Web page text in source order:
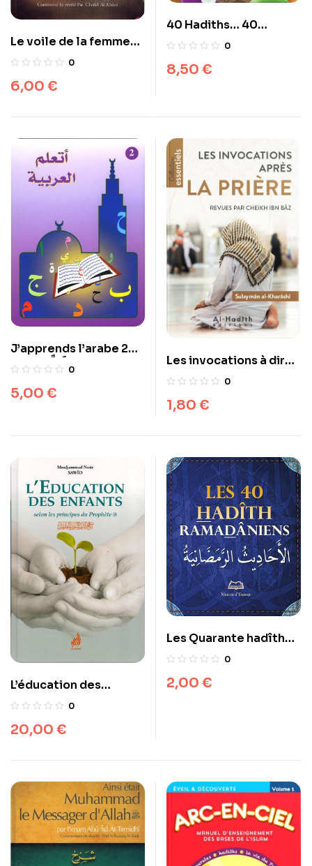
Le voile de la femme
musulmane & son
Ibn Taymiyya,
0
6,00 €
40 Hadiths… 40
Histoires…
0
8,50 €
J’apprends l’arabe 2
أَتَعَلَّمُ العَرَبِيَّةَ 0
5,00 €
Les invocations à dire
après la prière
0
1,80 €
L’éducation des
Enfants selon les
0
20,00 €
Les Quarante hadîth
Ramadâniens
0
2,00 €